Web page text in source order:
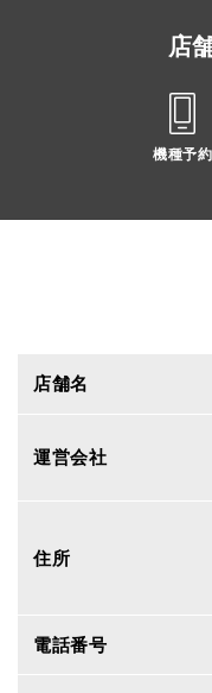
店
機種予約
店舗名
運営会社
住所
電話番号